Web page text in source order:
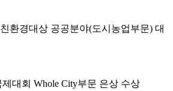
환경대상 공공분야(도시농업부문) 대
대회 Whole City부문 은상 수상